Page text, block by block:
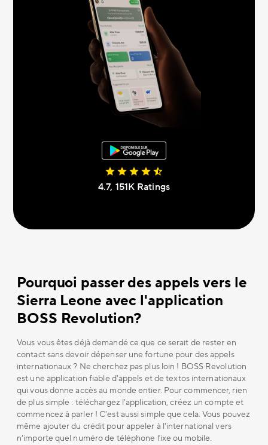
4.7, 151К Ratings
Pourquoi passer des appels vers le
Sierra Leone avec l'application
BOSS Revolution?
Vous vous êtes déjà demandé ce que ce serait de rester en
contact sans devoir dépenser une fortune pour des appels
internationaux ? Ne cherchez pas plus loin ! BOSS Revolution
est une application fiable d'appels et de textos internationaux
qui vous donne accès au monde entier. Pour commencer, rien
de plus simple : téléchargez l'application, créez un compte et
commencez à parler ! C'est aussi simple que cela. Vous pouvez
même ajouter du crédit pour appeler à l'international vers
n'importe quel numéro de téléphone fixe ou mobile.